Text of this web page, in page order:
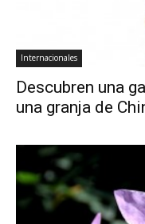
Internacionales
Descubren una
una granja de